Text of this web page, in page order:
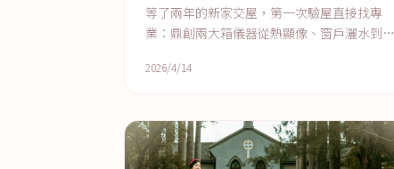
等了兩年的新家交屋，第一次驗屋直接找專
業：鼎創兩大箱儀器從熱顯像、窗戶灑水到甲
書，費用萬元有找。
2026/4/14